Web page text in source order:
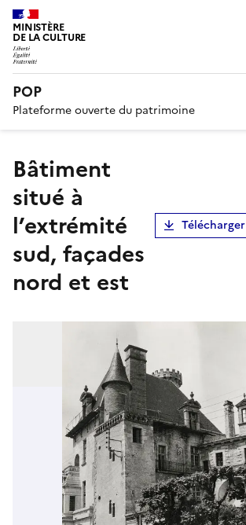
MINISTÈRE
DE LA CULTURE
POP
Plateforme ouverte du patrimoine
bâtiment
situé à
l’extrémité
sud, façades
nord et est
Télécharger